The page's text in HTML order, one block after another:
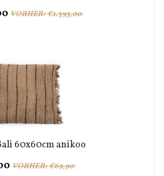
VORHER: €1.395,00
60x60cm anikoo
VORHER: €69,90